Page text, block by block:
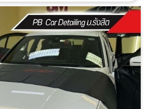
ความเสีย
องกิ่งไม้ หรือเศษหิน ง่ายต่อการ
าบสกปรกต่างๆ เช่น ยางมะตอย หรือ
ภาพอากาศ ไม่ซีด
รถของคุณ
ดข่วนจาก
ะทะบ่อย
อยขีดข่วนและรอยแตก กระจกมอง
องข้างใสและชัดเจนเสมอ